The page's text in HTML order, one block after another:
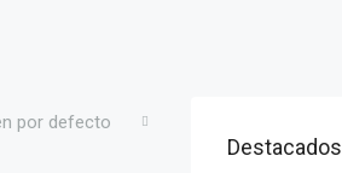
por defecto
Destacados